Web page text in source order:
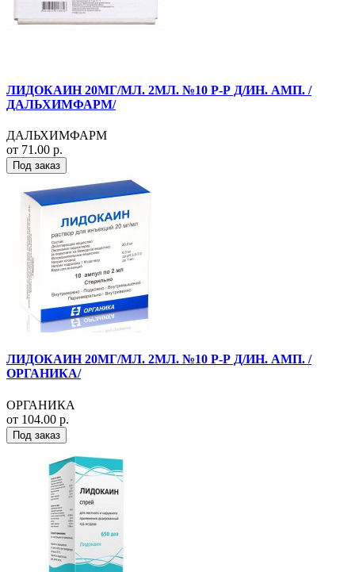
ЛИДОКАИН 20МГ/МЛ. 2МЛ. №10 Р-Р Д/ИН. АМП. /
ДАЛЬХИМФАРМ/
ДАЛЬХИМФАРМ
от 71.00 р.
Под заказ
ЛИДОКАИН 20МГ/МЛ. 2МЛ. №10 Р-Р Д/ИН. АМП. /
ОРГАНИКА/
ОРГАНИКА
от 104.00 р.
Под заказ